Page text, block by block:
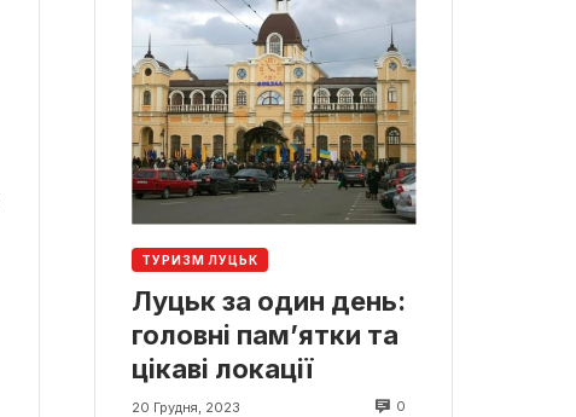
ТУРИЗМ ЛУЦЬК
Луцьк за один день:
головні пам’ятки та
цікаві локації
20 Грудня, 2023 0